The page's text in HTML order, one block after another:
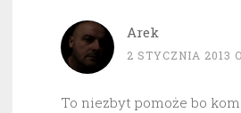
Arek
2 STYCZNIA 2013
To niezbyt pomoże bo